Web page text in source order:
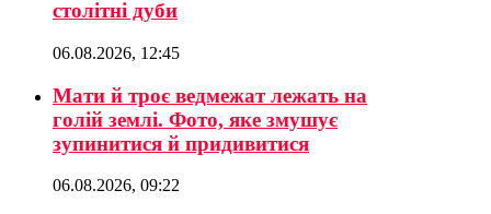
столітні дуби
06.08.2026, 12:45
Мати й троє ведмежат лежать на
голій землі. Фото, яке змушує
зупинитися й придивитися
06.08.2026, 09:22